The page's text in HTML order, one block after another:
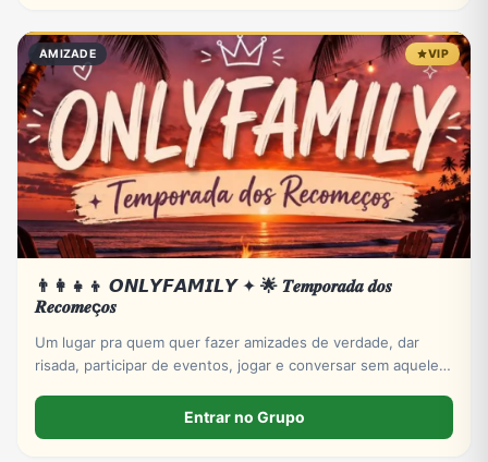
AMIZADE VIP
👨‍👩‍👧‍👦 𝙊𝙉𝙇𝙔𝙁𝘼𝙈𝙄𝙇𝙔 ✦ 🌟 𝑻𝒆𝒎𝒑𝒐𝒓𝒂𝒅𝒂 𝒅𝒐𝒔
𝑹𝒆𝒄𝒐𝒎𝒆ç𝒐𝒔
Um lugar pra quem quer fazer amizades de verdade, dar
risada, participar de eventos, jogar e conversar sem aquele
Entrar no Grupo